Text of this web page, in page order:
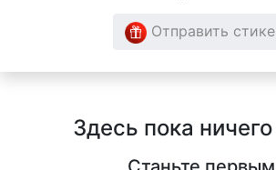
Отправить
Здесь пока